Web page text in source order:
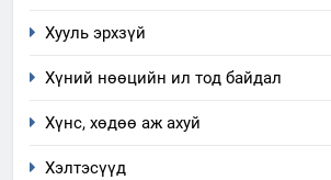
Хууль эрхзүй
Хүний нөөцийн ил тод байдал
Хүнс, хөдөө аж ахуй
Хэлтэсүүд
Мэдээлэл
явуулж байгаа